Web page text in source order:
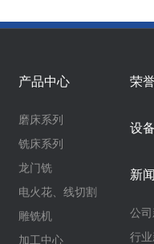
产品中心
磨床系列
铣床系列
龙门铣
电火花、线切割
雕铣机
加工中心
荣
设
新
公
行